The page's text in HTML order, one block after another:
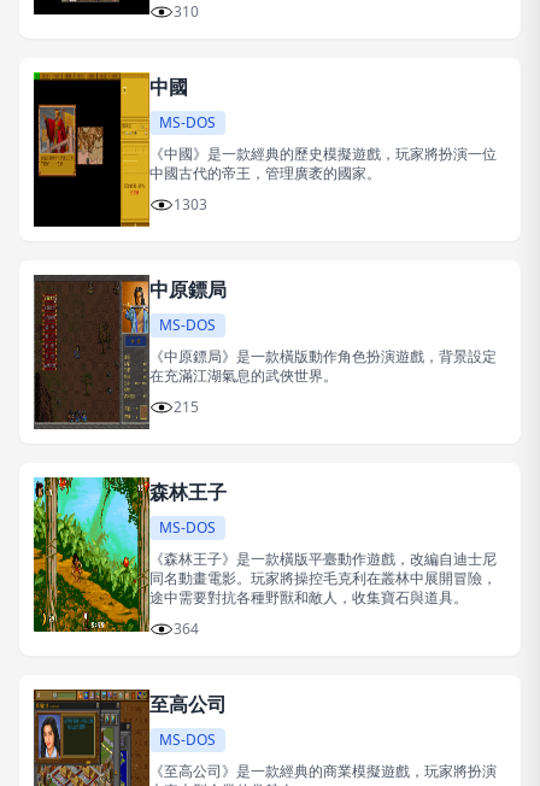
310
中國
MS-DOS
《中國》是一款經典的歷史模擬遊戲，玩家將扮演一位
中國古代的帝王，管理廣袤的國家。
1303
中原鏢局
MS-DOS
《中原鏢局》是一款橫版動作角色扮演遊戲，背景設定
在充滿江湖氣息的武俠世界。
215
森林王子
MS-DOS
《森林王子》是一款橫版平臺動作遊戲，改編自迪士尼
同名動畫電影。玩家將操控毛克利在叢林中展開冒險，
途中需要對抗各種野獸和敵人，收集寶石與道具。
364
至高公司
MS-DOS
《至高公司》是一款經典的商業模擬遊戲，玩家將扮演